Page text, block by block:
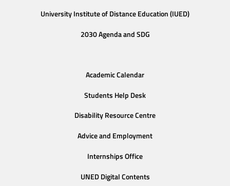
University Institute of Distance Education (IUED)
2030 Agenda and SDG
Academic Calendar
Students Help Desk
Disability Resource Centre
Advice and Employment
Internships Office
UNED Digital Contents